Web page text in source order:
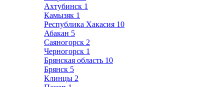
Ахтубинск 1
Камызяк 1
Республика Хакасия 10
Абакан 5
Саяногорск 2
Черногорск 1
Брянская область 10
Брянск 5
Клинцы 2